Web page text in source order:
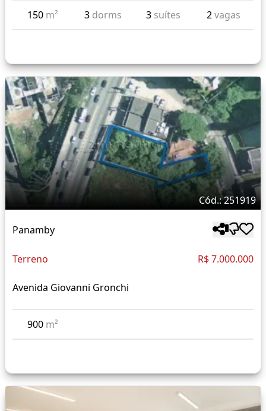
150 m² 3 dorms 3 suítes 2vagas
Cód.: 251919
Panamby
Terreno R$ 7.000.000
Avenida Giovanni Gronchi
900 m²